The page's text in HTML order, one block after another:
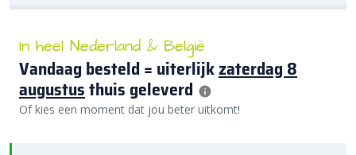
In heel Nederland & België
Vandaag besteld = uiterlijkzaterdag 8
augustusthuis geleverd
Of kies een moment dat jou beter uitkomt!